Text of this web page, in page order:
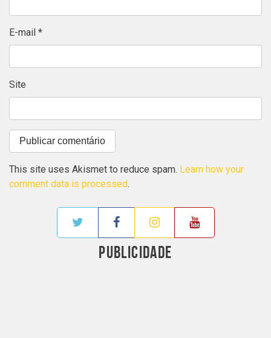
E-mail *
Site
This site uses Akismet to reduce spam. Learn how your
comment data is processed.
PUBLICIDADE